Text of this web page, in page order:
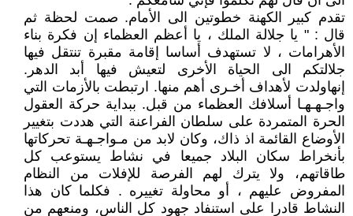
تقدم كبير الكهنة خطوتين الى الأمام. صمت لحظة ثم
قال : " يا جلالة الملك ، يا أعظم العظماء إن فكرة بناء
الأهرامات ، لا تستهدف أساسا إقامة مقبرة تنتقل فيها
جلالتكم الى الحياة الأخرى لتعيش فيها أبد الدهر.
إنهاولدت لأهداف أخـرى أهم منها. ارتبطت بالأزمات التي
واجـهـهـا أسلافك العظماء من قبل. ببداية حركة العقول
الحرة المتمردة على سلطان الفراعنة التي هددت بتغيير
الأوضاع القائمة اذ ذاك، وكان لابد من مـواجـهـة تحركاتها
بأنخراط سكان البلاد جميعا في نشاط يستوعب كل
طاقاتهم، ولا يترك لهم الفرصة للإفلات من النظام
المفروض عليهم ، أو محاولة تغييره . فكلما كان هذا
النشاط قادرا على استنفاد جهود كل الناس، ومنعهم من